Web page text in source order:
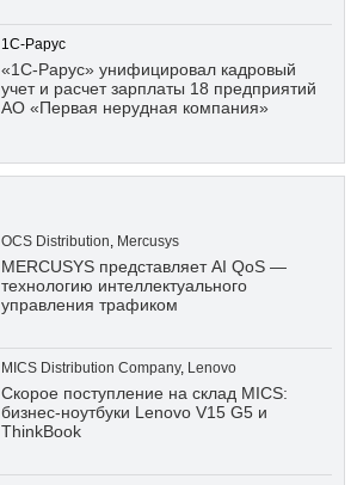
1С-Рарус
«1С-Рарус» унифицировал кадровый
учет и расчет зарплаты 18 предприятий
АО «Первая нерудная компания»
OCS Distribution Mercusys
MERCUSYS представляет AI QoS —
технологию интеллектуального
управления трафиком
MICS Distribution Company, Lenovo
Скорое поступление на склад MICS:
бизнес-ноутбуки Lenovo V15 G5 и
ThinkBook